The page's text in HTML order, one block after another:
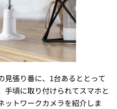
見張り番に、1台あるととって
手頃に取り付けられてスマホと
ットワークカメラを紹介しま